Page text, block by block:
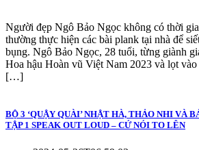
Người đẹp Ngô Bảo Ngọc không có thời
thường thực hiện các bài plank tại nhà để
bụng. Ngô Bảo Ngọc, 28 tuổi, từng giành
Hoa hậu Hoàn vũ Việt Nam 2023 và lọt
[…]
BỘ 3 ‘QUẬY QUÀI’ NHẬT HÀ, THẢO NHI VÀ
TẬP 1 SPEAK OUT LOUD – CỨ NÓI TO LÊN